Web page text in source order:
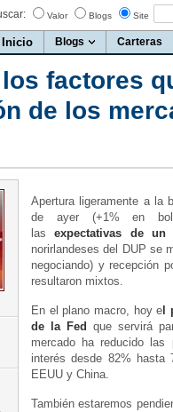
Valor Blogs Site
Inicio Blogs Carteras
factores
de los
Apertura ligeramente a la
de ayer (+1% en
lasexpectativas de
norirlandeses del DUP se
negociando) y recepción
resultaron mixtos.
En el plano macro, hoy e
de la Fed que servirá
mercado ha reducido
interés desde 82% hasta
EEUU y China.
También estaremos